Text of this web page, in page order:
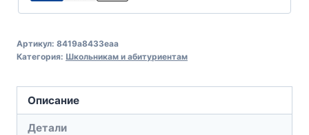
Артикул: 8419a8433eaa
Категория: Школьникам и абитуриентам
Описание
Детали